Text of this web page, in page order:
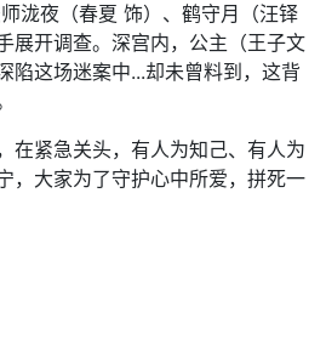
泷夜（春夏 饰）、鹤守月（汪铎
展开调查。深宫内，公主（王子文
陷这场迷案中...却未曾料到，这背
紧急关头，有人为知己、有人为
，大家为了守护心中所爱，拼死一